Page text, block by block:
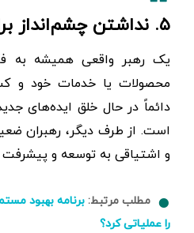
۵. نداشتن چشم‌انداز برای آینده
یک رهبر واقعی همیشه به
محصولات یا خدمات خود و
دائماً در حال خلق ایده‌های
است. از طرف دیگر، رهبران
و اشتیاقی به توسعه و پیشرفت
مطلب مرتبط: برنامه بهبود
را عملیاتی کرد؟